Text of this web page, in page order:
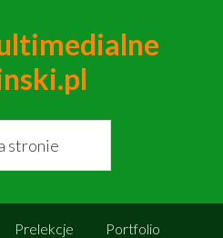
Prelekcje Portfolio